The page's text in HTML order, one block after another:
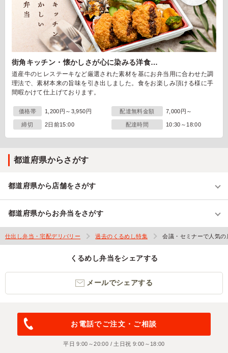
街角キッチン・懐かしさが心に染みる洋食…
道産牛のヒレステーキなど厳選された素材を基にお弁当用に合わせた調
理法で、素材本来の旨味を引き出しました。食をお楽しみ頂ける様に手
間暇かけて仕上げております。
価格帯 1,200円～3,950円 配達無料金額 7,000円～
締切 2日前15:00 配達時間 10:30～18:00
都道府県からさがす
都道府県から店舗をさがす
都道府県からお弁当をさがす
仕出し弁当・宅配デリバリー 過去のくるめし特集 会議・セミナーで人気
くるめし弁当をシェアする
メールでシェアする
お電話でご注文・ご相談
平日 9:00～20:00 / 土日祝 9:00～18:00